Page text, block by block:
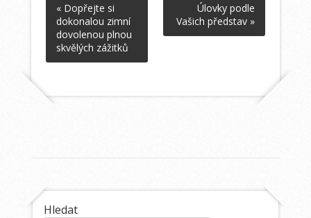
« Dopřejte si
dokonalou zimní
dovolenou plnou
skvělých zážitků
Úlovky podle
Vašich představ »
Hledat